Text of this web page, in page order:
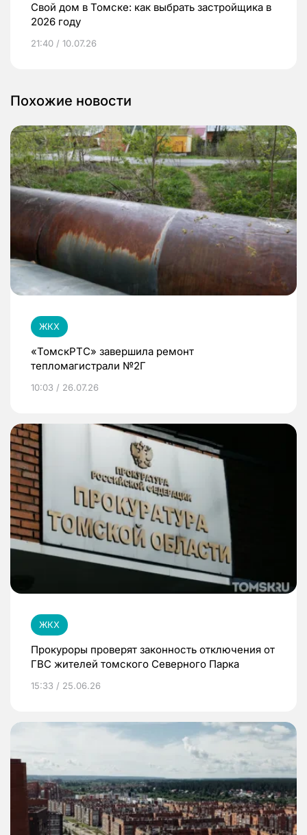
Свой дом в Томске: как выбрать застройщика в
2026 году
21:40 / 10.07.26
Похожие новости
ЖКХ
«ТомскРТС» завершила ремонт
тепломагистрали №2Г
10:03 / 26.07.26
ЖКХ
Прокуроры проверят законность отключения от
ГВС жителей томского Северного Парка
15:33 / 25.06.26